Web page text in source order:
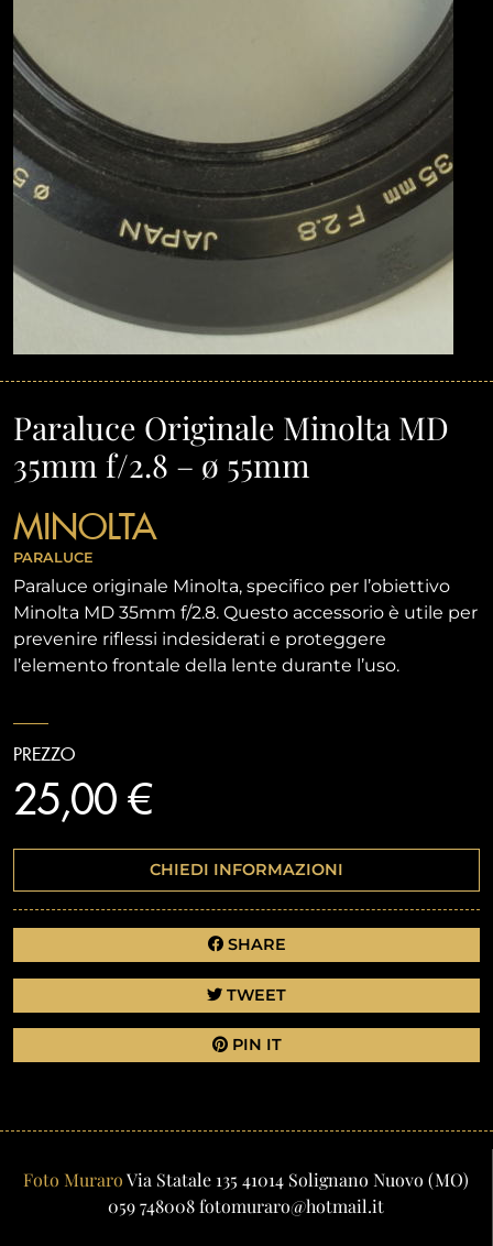
Paraluce Originale Minolta MD
35mm f/2.8 – ø 55mm
MINOLTA
PARALUCE
Paraluce originale Minolta, specifico per l’obiettivo
Minolta MD 35mm f/2.8. Questo accessorio è utile per
prevenire riflessi indesiderati e proteggere
l’elemento frontale della lente durante l’uso.
PREZZO
25,00 €
CHIEDI INFORMAZIONI
SHARE
TWEET
PIN IT
Foto MuraroVia Statale 135 41014 Solignano Nuovo (MO)
059 748008fotomuraro@hotmail.it